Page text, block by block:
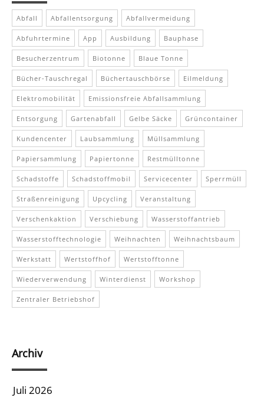
Abfall Abfallentsorgung Abfallvermeidung
Abfuhrtermine App Ausbildung Bauphase
Besucherzentrum Biotonne Blaue Tonne
Bücher-Tauschregal Büchertauschbörse Eilmeldung
Elektromobilität Emissionsfreie Abfallsammlung
Entsorgung Gartenabfall Gelbe Säcke Grüncontainer
Kundencenter Laubsammlung Müllsammlung
Papiersammlung Papiertonne Restmülltonne
Schadstoffe Schadstoffmobil Servicecenter Sperrmüll
Straßenreinigung Upcycling Veranstaltung
Verschenkaktion Verschiebung Wasserstoffantrieb
Wasserstofftechnologie Weihnachten Weihnachtsbaum
Werkstatt Wertstoffhof Wertstofftonne
Wiederverwendung Winterdienst Workshop
Zentraler Betriebshof
Archiv
Juli 2026